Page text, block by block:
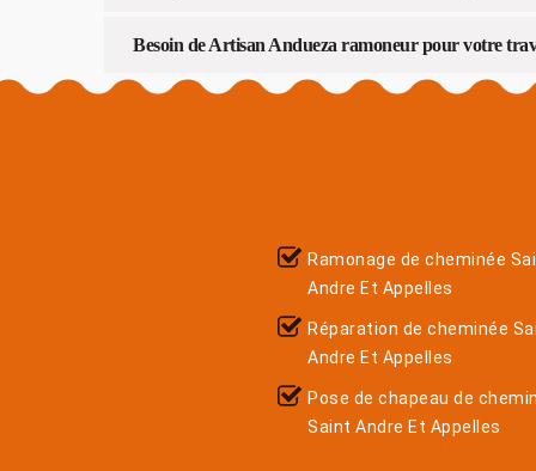
Besoin de Artisan Andueza ramoneur pour votre
Ramonage de cheminée
Andre Et Appelles
Réparation de cheminée
Andre Et Appelles
Pose de chapeau de
Saint Andre Et Appelles